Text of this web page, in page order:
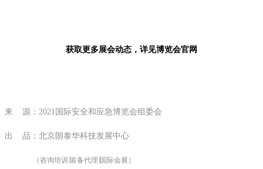
获取更多展会动态，详见博览会官网
来 源：2021国际安全和应急博览会组委会
出 品：北京朗泰华科技发展中心
（咨询培训∣装备代理∣国际会展）